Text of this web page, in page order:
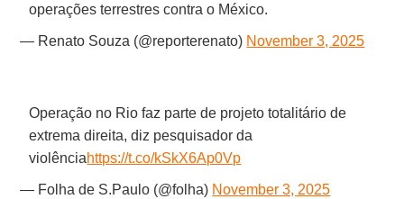
operações terrestres contra o México.
— Renato Souza (@reporterenato) November 3, 2025
Operação no Rio faz parte de projeto totalitário de
extrema direita, diz pesquisador da
violênciahttps://t.co/kSkX6Ap0Vp
— Folha de S.Paulo (@folha) November 3, 2025